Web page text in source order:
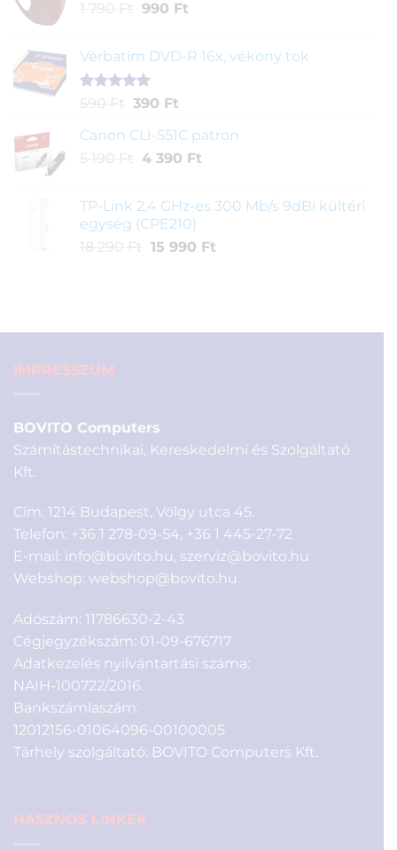
590 Ft.
1 790 Ft
Original
1
790 Ft.
990 FtCurrent
990 Ft.
Verbatim DVD-R 16x, vékony tok
Értékelés
ből,
1
értékelés
alapján
590 Ft
Original
was:
590 Ft.
390 FtCurrent
is:
390 Ft.
Canon CLI-551C patron
5 190 Ft
Original
5
190 Ft.
4 390 FtCurrent
4
TP-Link 2,4 GHz-es 300 Mb/s 9dBi kültéri
egység (CPE210)
18 290 Ft
Original
15 990 FtCurrent
IMPRESSZUM
BOVITO Computers
Számítástechnikai, Kereskedelmi és Szolgáltató
Kft.
Cím: 1214 Budapest, Völgy utca 45.
Telefon: +36 1 278-09-54, +36 1 445-27-72
E-mail: info@bovito.hu, szerviz@bovito.hu
Webshop: webshop@bovito.hu
Adószám: 11786630-2-43
Cégjegyzékszám: 01-09-676717
Adatkezelés nyilvántartási száma:
NAIH-100722/2016.
Bankszámlaszám:
12012156-01064096-00100005
Tárhely szolgáltató: BOVITO Computers Kft.
HASZNOS LINKEK